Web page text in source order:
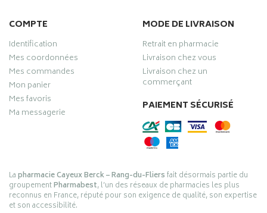
COMPTE
Identification
Mes coordonnées
Mes commandes
Mon panier
Mes favoris
Ma messagerie
MODE DE LIVRAISON
Retrait en pharmacie
Livraison chez vous
Livraison chez un
commerçant
PAIEMENT SÉCURISÉ
Lapharmacie Cayeux Berck – Rang-du-Fliersfait désormais partie du
groupementPharmabest, l’un des réseaux de pharmacies les plus
reconnus en France, réputé pour son exigence de qualité, son expertise
et son accessibilité.